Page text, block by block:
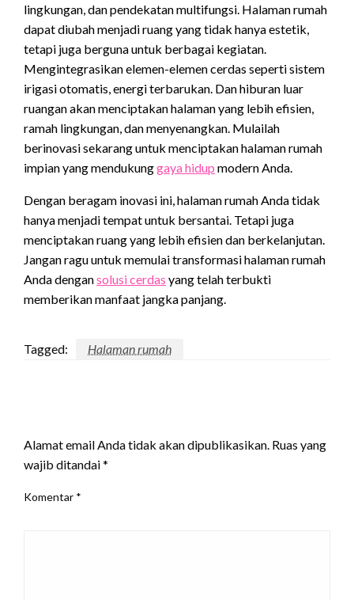
lingkungan, dan pendekatan multifungsi. Halaman rumah
dapat diubah menjadi ruang yang tidak hanya estetik,
tetapi juga berguna untuk berbagai kegiatan.
Mengintegrasikan elemen-elemen cerdas seperti sistem
irigasi otomatis, energi terbarukan. Dan hiburan luar
ruangan akan menciptakan halaman yang lebih efisien,
ramah lingkungan, dan menyenangkan. Mulailah
berinovasi sekarang untuk menciptakan halaman rumah
impian yang mendukunggaya hidup modern Anda.
Dengan beragam inovasi ini, halaman rumah Anda tidak
hanya menjadi tempat untuk bersantai. Tetapi juga
menciptakan ruang yang lebih efisien dan berkelanjutan.
Jangan ragu untuk memulai transformasi halaman rumah
Anda dengansolusi cerdas yang telah terbukti
memberikan manfaat jangka panjang.
Tagged: Halaman rumah
Alamat email Anda tidak akan dipublikasikan. Ruas yang
wajib ditandai*
Komentar *